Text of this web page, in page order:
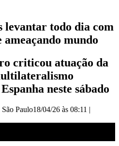
levantar todo dia com
mundo
criticou atuação da
neste sábado
São Paulo18/04/26 às 08:11 |